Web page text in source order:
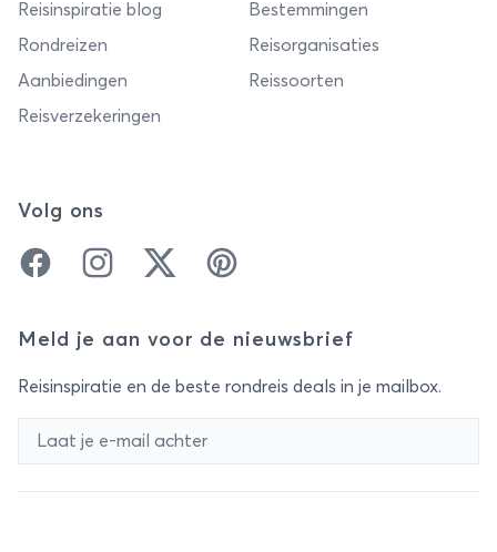
Reisinspiratie blog
Bestemmingen
Rondreizen
Reisorganisaties
Aanbiedingen
Reissoorten
Reisverzekeringen
Volg ons
FacebookInstagramTwitter Pinterest
Meld je aan voor de nieuwsbrief
Reisinspiratie en de beste rondreis deals in je mailbox.